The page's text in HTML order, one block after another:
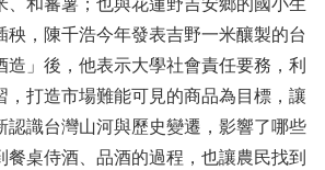
秧，陳千浩今年發表吉野一米釀製的台
造」後，他表示大學社會責任要務，利
，打造市場難能可見的商品為目標，讓
認識台灣山河與歷史變遷，影響了哪些
餐桌侍酒、品酒的過程，也讓農民找到